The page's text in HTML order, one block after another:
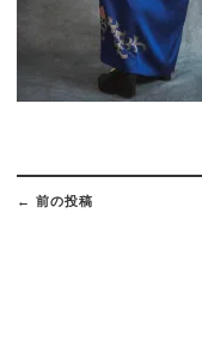
Post
navigation
← 前の投稿